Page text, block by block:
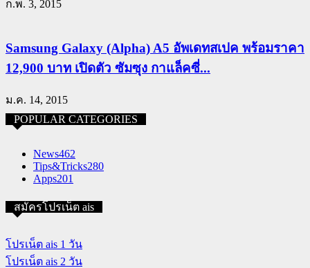
ก.พ. 3, 2015
Samsung Galaxy (Alpha) A5 อัพเดทสเปค พร้อมราคา
12,900 บาท เปิดตัว ซัมซุง กาแล็คซี่...
ม.ค. 14, 2015
POPULAR CATEGORIES
News462
Tips&Tricks280
Apps201
สมัครโปรเน็ต ais
โปรเน็ต ais 1 วัน
โปรเน็ต ais 2 วัน